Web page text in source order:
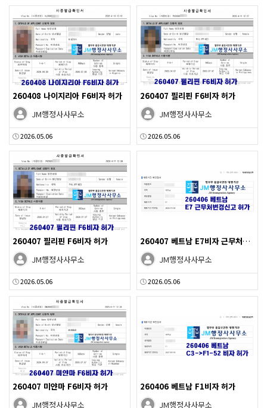
260408 나이지리아 F6비자 허가
JM행정사사무소
2026.05.06
260407 필리핀 F6비자 허가
JM행정사사무소
2026.05.06
260407 필리핀 F6비자 허가
JM행정사사무소
2026.05.06
260407 베트남 E7비자 근무처변경 허가
JM행정사사무소
2026.05.06
260407 미얀마 F6비자 허가
JM행정사사무소
260406 베트남 F1비자 허가
JM행정사사무소